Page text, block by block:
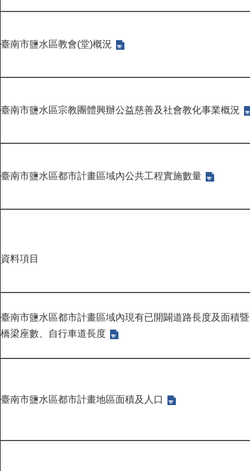
臺南市鹽水區教會(堂)概況
臺南市鹽水區宗教團體興辦公益慈善及社會教化事業概況
臺南市鹽水區都市計畫區域內公共工程實施數量
資料項目
臺南市鹽水區都市計畫區域內現有已開闢道路長度及面積暨
橋梁座數、自行車道長度
臺南市鹽水區都市計畫地區面積及人口